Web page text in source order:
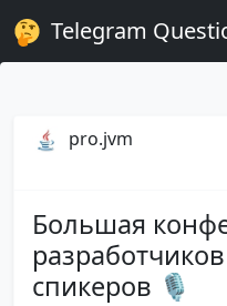
Telegram
pro.jvm
Большая
спикеров 🎙